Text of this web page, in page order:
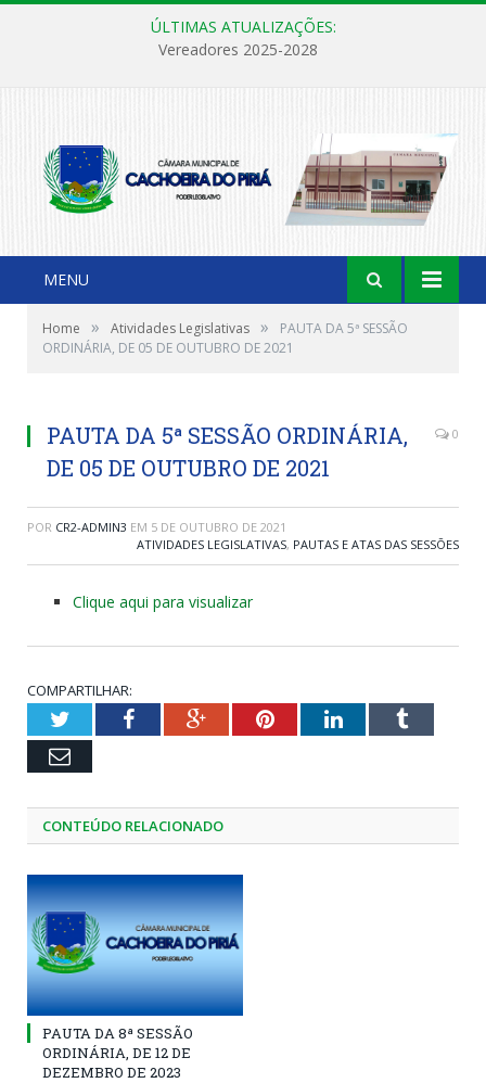
ÚLTIMAS ATUALIZAÇÕES:
Vereadores 2025-2028
MENU
Home » Atividades Legislativas »
PAUTA DA 5ª SESSÃO
ORDINÁRIA, DE 05 DE OUTUBRO DE 2021
PAUTA DA 5ª SESSÃO ORDINÁRIA,
DE 05 DE OUTUBRO DE 2021
0
POR CR2-ADMIN3 EM 5 DE OUTUBRO DE 2021
ATIVIDADES LEGISLATIVAS, PAUTAS E ATAS DAS SESSÕES
Clique aqui para visualizar
COMPARTILHAR:
TwitterFacebookGoogle+PinterestLinkedInTumblr
Email
CONTEÚDO RELACIONADO
PAUTA DA 8ª SESSÃO
ORDINÁRIA, DE 12 DE
DEZEMBRO DE 2023